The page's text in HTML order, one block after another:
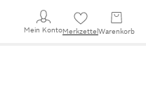
Mein KontoMerkzettel Warenkorb